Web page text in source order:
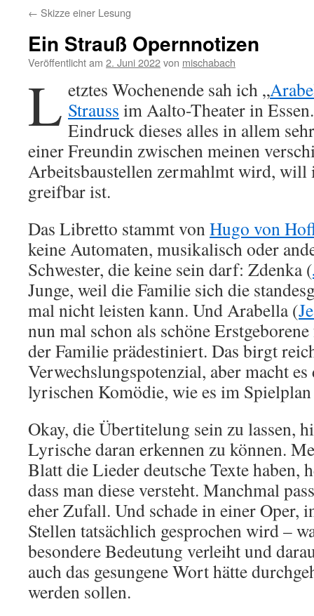
← Skizze einer Lesung
Ein Strauß Opernnotizen
Veröffentlicht am 2. Juni 2022von mischabach
L etztes Wochenende sah ich „
Strauss im Aalto-Theater in
Eindruck dieses alles in allem
einer Freundin zwischen meinen
Arbeitsbaustellen zermahlmt wird, will
greifbar ist.
Das Libretto stammt vonHugo von
keine Automaten, musikalisch oder
Schwester, die keine sein darf: Zdenka (
Junge, weil die Familie sich die
mal nicht leisten kann. Und Arabella (
nun mal schon als schöne
der Familie prädestiniert. Das birgt
Verwechslungspotenzial, aber macht es
lyrischen Komödie, wie es im
Okay, die Übertitelung sein zu lassen,
Lyrische daran erkennen zu können.
Blatt die Lieder deutsche Texte haben,
dass man diese versteht. Manchmal
eher Zufall. Und schade in einer Oper,
Stellen tatsächlich gesprochen wird –
besondere Bedeutung verleiht und
auch das gesungene Wort hätte
werden sollen.